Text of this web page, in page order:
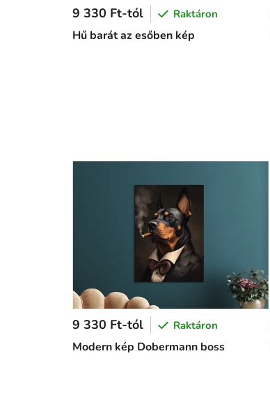
Hű barát az esőben kép
9 330 Ft-tól Raktáron
Modern kép Dobermann boss
9 330 Ft-tól Raktáron